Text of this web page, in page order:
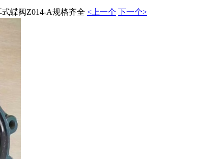
蝶阀Z014-A规格齐全 <上一个 下一个>